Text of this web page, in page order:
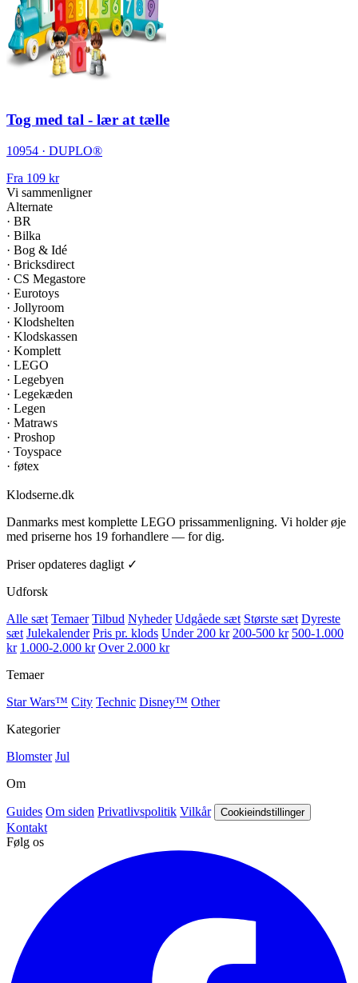
Tog med tal - lær at tælle
10954 · DUPLO®
Fra 109 kr
Vi sammenligner
Alternate
· BR
· Bilka
· Bog & Idé
· Bricksdirect
· CS Megastore
· Eurotoys
· Jollyroom
· Klodshelten
· Klodskassen
· Komplett
· LEGO
· Legebyen
· Legekæden
· Legen
· Matraws
· Proshop
· Toyspace
· føtex
Klodserne.dk
Danmarks mest komplette LEGO prissammenligning. Vi holder øje
med priserne hos 19 forhandlere — for dig.
Priser opdateres dagligt ✓
Udforsk
Alle sæt Temaer Tilbud Nyheder Udgåede sæt Største sæt Dyreste
sæt Julekalender Pris pr. klods Under 200 kr 200-500 kr 500-1.000
kr 1.000-2.000 kr Over 2.000 kr
Temaer
Star Wars™ City Technic Disney™ Other
Kategorier
Blomster Jul
Om
Guides Om siden Privatlivspolitik Vilkår Cookieindstillinger
Kontakt
Følg os